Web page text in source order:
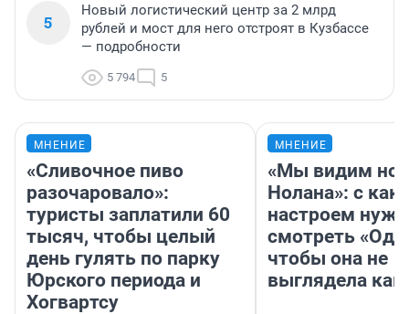
5
Новый логистический центр за 2 млрд
рублей и мост для него отстроят в Кузбассе
— подробности
5 794 5
МНЕНИЕ
«Сливочное пиво
разочаровало»:
туристы заплатили 60
тысяч, чтобы целый
день гулять по парку
Юрского периода и
Хогвартсу
МНЕНИЕ
«Мы видим
Нолана»: с
настроем
смотреть
чтобы она не
выглядела как